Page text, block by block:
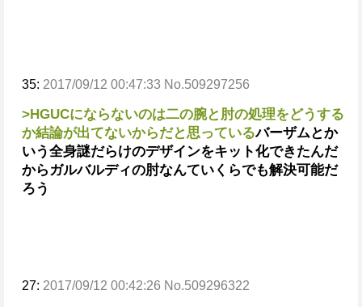
35: 2017/09/12 00:47:33 No.509297256
>HGUCにならないのは二の腕と肘の処理をどうする
か結論が出てないからだと思っているバーザムとか
いう全身謎だらけのデザインをキット化できたんだ
からガルバルディの肘なんていくらでも解決可能だ
ろう
27: 2017/09/12 00:42:26 No.509296322